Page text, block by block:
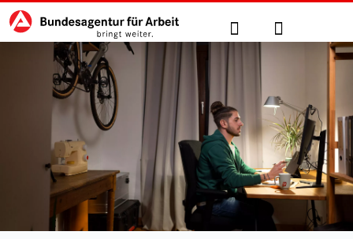
zu den Hauptinhalten springen
Hauptnavigation Suche Anmelden